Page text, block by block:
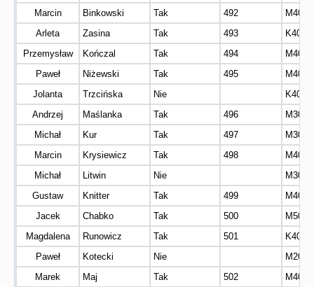
Marcin
Binkowski Tak 492
M40
Arleta
Zasina Tak 493
K40
Przemysław
Kończal Tak 494
M40
Paweł
Niżewski Tak 495
M40
Jolanta
Trzcińska Nie
K40
Andrzej
Maślanka Tak 496
M30
Michał
Kur Tak 497
M30
Marcin
Krysiewicz Tak 498
M40
Michał
Litwin Nie
M30
Gustaw
Knitter Tak 499
M40
Jacek
Chabko Tak 500
M50
Magdalena
Runowicz Tak 501
K40
Paweł
Kotecki Nie
M20
Marek
Maj Tak 502
M40